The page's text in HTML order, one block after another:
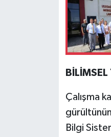
Çalışma
Bilgi